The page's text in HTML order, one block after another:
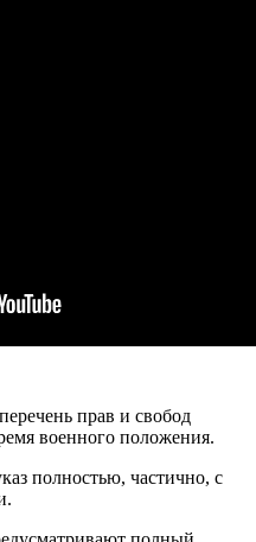
прав и свобод
военного положения.
полностью, частично, с